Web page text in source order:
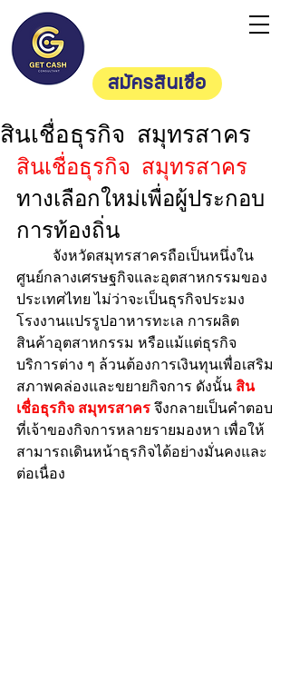
สมัครสินเชื่อ
สินเชื่อธุรกิจ สมุทรสาคร
สินเชื่อธุรกิจ สมุทรสาคร
ทางเลือกใหม่เพื่อผู้ประกอบ
การท้องถิ่น
ศูนย์กลางเศรษฐกิจและอุตสาหกรรมของ
ประเทศไทย ไม่ว่าจะเป็นธุรกิจประมง
โรงงานแปรรูปอาหารทะเล การผลิต
สินค้าอุตสาหกรรม หรือแม้แต่ธุรกิจ
บริการต่าง ๆ ล้วนต้องการเงินทุนเพื่อเสริม
สภาพคล่องและขยายกิจการ ดังนั้น สิน
เชื่อธุรกิจ สมุทรสาคร จึงกลายเป็นคำตอบ
ที่เจ้าของกิจการหลายรายมองหา เพื่อให้
สามารถเดินหน้าธุรกิจได้อย่างมั่นคงและ
ต่อเนื่อง